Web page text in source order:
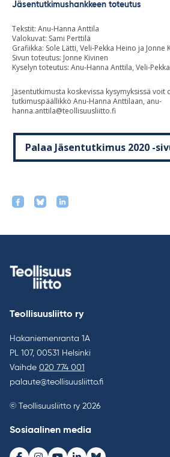
Jäsentutkimushankkeen toteutus
Tekstit: Anu-Hanna Anttila
Valokuvat: Sami Perttilä
Grafiikka: Sole Lätti, Veli-Pekka Heino ja Jonne
Sivun toteutus: Jonne Kivinen
Kyselyn toteutus: Anu-Hanna Anttila, Veli-
Jäsentutkimusta koskevissa kysymyksissä voit
tutkimuspäällikkö Anu-Hanna Anttilaan, anu-
hanna.anttila@teollisuusliitto.fi
Palaa Jäsentutkimus 2020 -
Teollisuusliitto ry
Hakaniemenranta 1A
PL 107, 00531 Helsinki
Vaihde 020 774 001
palaute@teollisuusliitto.fi
© Teollisuusliitto ry 2026
Sosiaalinen media